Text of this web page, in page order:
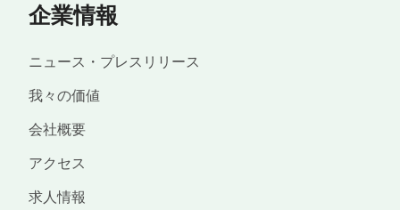
企業情報
ニュース・プレスリリース
我々の価値
会社概要
アクセス
求人情報